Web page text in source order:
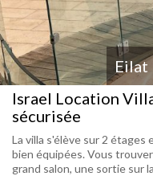
Eilat
Israel Location
sécurisée
La villa s'élève sur 2
bien équipées. Vous
grand salon, une sortie sur